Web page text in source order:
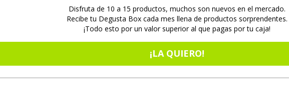
Disfruta de 10 a 15 productos, muchos son nuevos en el mercado.
Recibe tu Degusta Box cada mes llena de productos sorprendentes.
¡Todo esto por un valor superior al que pagas por tu caja!
¡LA QUIERO!